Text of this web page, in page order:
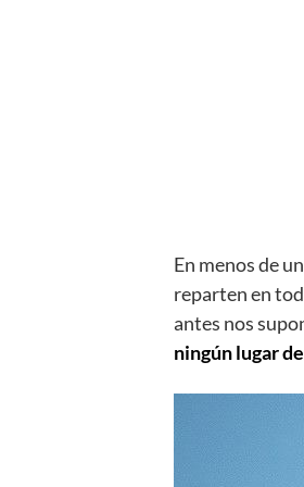
En menos de
reparten en
antes nos
ningún lugar